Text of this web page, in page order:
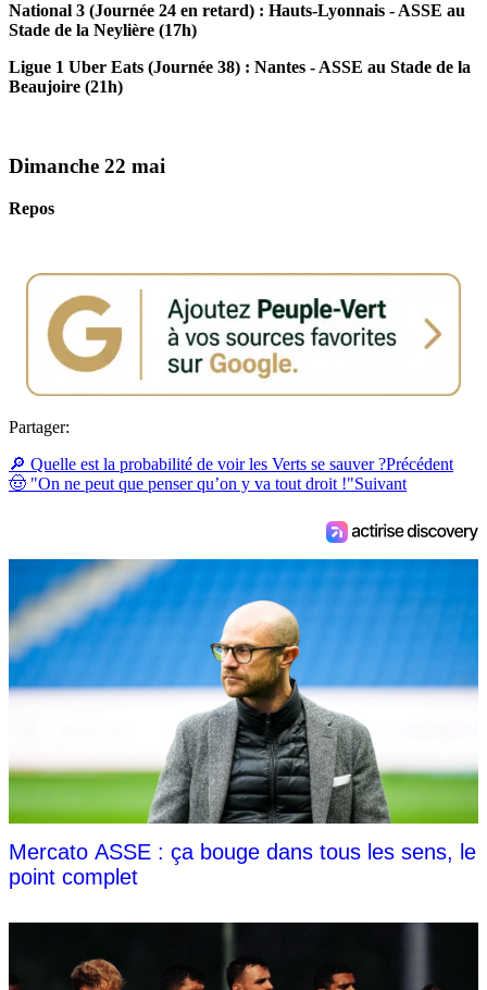
National 3 (Journée 24 en retard) : Hauts-Lyonnais - ASSE au
Stade de la Neylière (17h)
Ligue 1 Uber Eats (Journée 38) : Nantes - ASSE au Stade de la
Beaujoire (21h)
Dimanche 22 mai
Repos
Partager:
🔎 Quelle est la probabilité de voir les Verts se sauver ?Précédent
🤠 "On ne peut que penser qu’on y va tout droit !"Suivant
Mercato ASSE : ça bouge dans tous les sens, le
point complet